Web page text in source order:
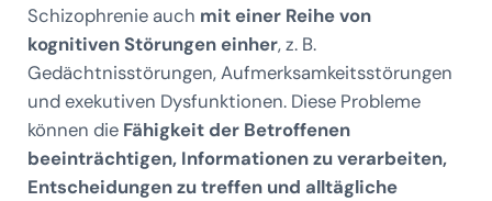
Schizophrenie auch mit einer Reihe von
kognitiven Störungen einher, z. B.
Gedächtnisstörungen, Aufmerksamkeitsstörungen
und exekutiven Dysfunktionen. Diese Probleme
können dieFähigkeit der Betroffenen
beeinträchtigen, Informationen zu verarbeiten,
Entscheidungen zu treffen und alltägliche